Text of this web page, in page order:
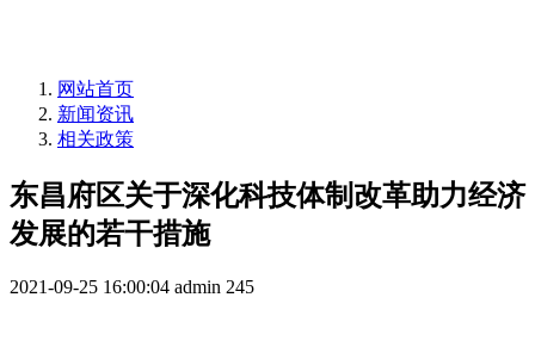
网站首页
新闻资讯
相关政策
东昌府区关于深化科技体制改革助力经济
发展的若干措施
2021-09-25 16:00:04 admin 245